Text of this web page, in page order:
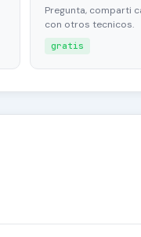
Pregunta, comparti
con otros tecnicos.
gratis